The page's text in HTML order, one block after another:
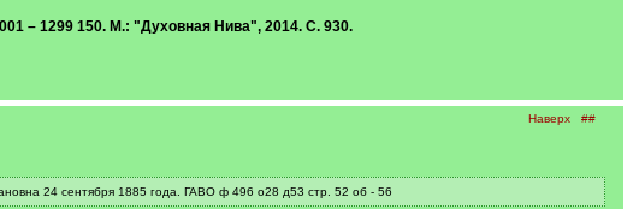
– 1299 150. М.: "Духовная Нива", 2014. С. 930.
Наверх ##
24 сентября 1885 года. ГАВО ф 496 о28 д53 стр. 52 об - 56